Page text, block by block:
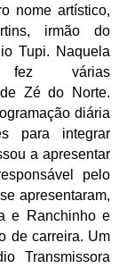
nome artístico,
irmão do
Tupi. Naquela
várias
Zé do Norte.
diária
para integrar
a apresentar
pelo
apresentaram,
e Ranchinho e
de carreira. Um
Transmissora